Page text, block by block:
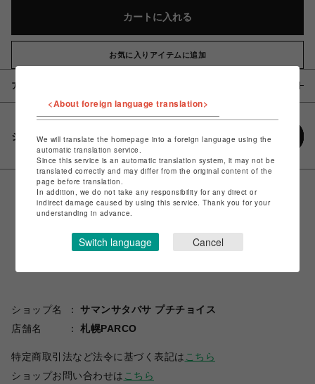
カートに入れる
お気に入りアイテムに追加
アイテム説明 / 素材
シェアする
ショップ名
サマンサタバサ プチチョイス
店舗名
札幌PARCO
特定商取引法など法令に基づく表記は こちら
ショップお問い合わせは こちら
<About foreign language translation>
We will translate the homepage into a foreign language using the
automatic translation service.
Since this service is an automatic translation system, it may not be
translated correctly and may differ from the original content of the
page before translation.
In addition, we do not take any responsibility for any direct or
indirect damage caused by using this service. Thank you for your
understanding in advance.
Switch language Cancel